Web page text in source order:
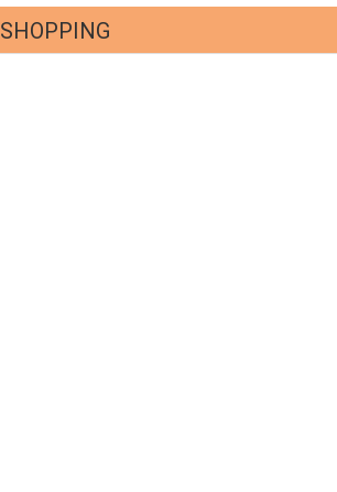
SHOPPING